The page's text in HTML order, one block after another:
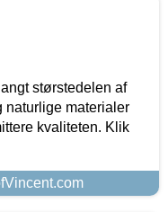
størstedelen af
naturlige materialer
kvaliteten. Klik